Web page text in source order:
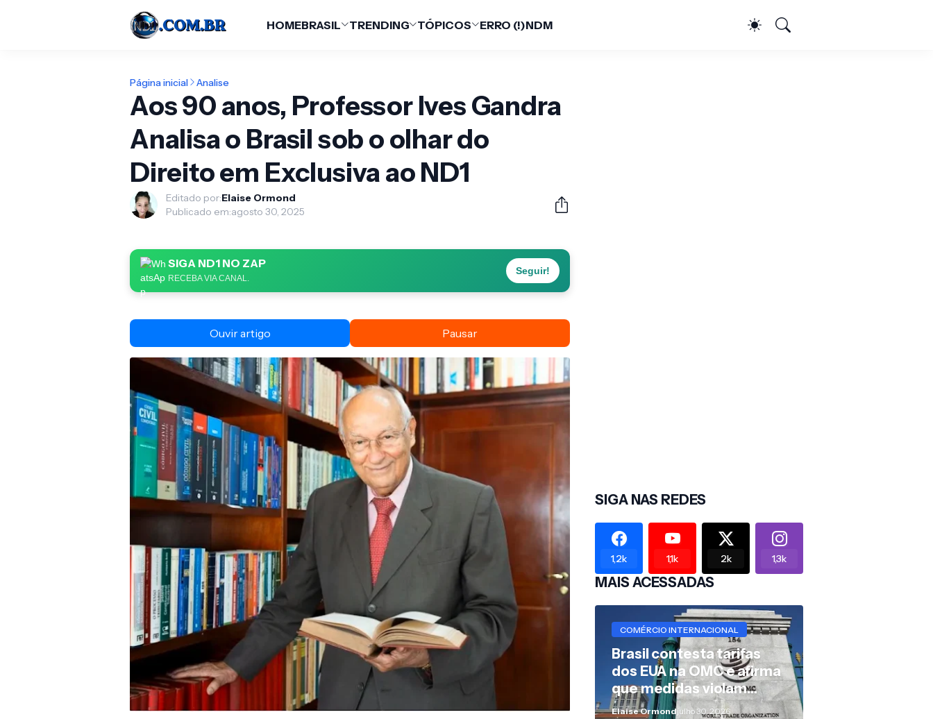
HOMEBRASIL TRENDING TÓPICOS ERRO (!)NDM
Página inicial Analise
Aos 90 anos, Professor Ives Gandra
Analisa o Brasil sob o olhar do
Direito em Exclusiva ao ND1
Editado por:Elaise Ormond
Publicado em:agosto 30, 2025
SIGA ND1 NO ZAP
RECEBA VIA CANAL.
Seguir!
Ouvir artigo Pausar
SIGA NAS REDES
1,2k 1,1k 2k 1,3k
MAIS ACESSADAS
COMÉRCIO INTERNACIONAL
Brasil contesta tarifas
dos EUA na OMC e afirma
que medidas violam
regras internacionais
Elaise Ormondjulho 30, 2026